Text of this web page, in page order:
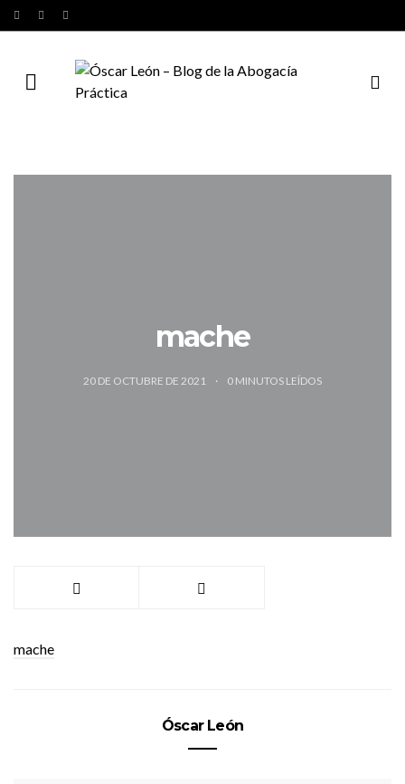
mache
20 DE OCTUBRE DE 2021 0 MINUTOS LEÍDOS
mache
Óscar León